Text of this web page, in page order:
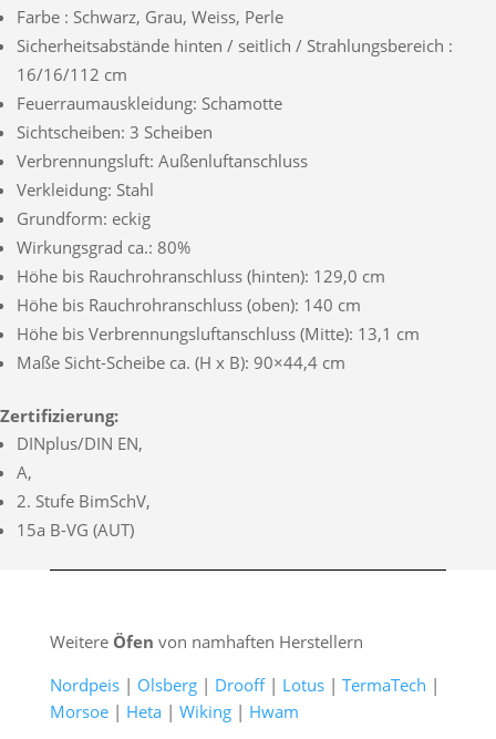
Farbe : Schwarz, Grau, Weiss, Perle
Sicherheitsabstände hinten / seitlich / Strahlungsbereich :
16/16/112 cm
Feuerraumauskleidung: Schamotte
Sichtscheiben: 3 Scheiben
Verbrennungsluft: Außenluftanschluss
Verkleidung: Stahl
Grundform: eckig
Wirkungsgrad ca.: 80%
Höhe bis Rauchrohranschluss (hinten): 129,0 cm
Höhe bis Rauchrohranschluss (oben): 140 cm
Höhe bis Verbrennungsluftanschluss (Mitte): 13,1 cm
Maße Sicht-Scheibe ca. (H x B): 90×44,4 cm
Zertifizierung:
DINplus/DIN EN,
A,
2. Stufe BimSchV,
15a B-VG (AUT)
Weitere Öfen von namhaften Herstellern
Nordpeis| Olsberg| Drooff| Lotus| TermaTech |
Morsoe| Heta| Wiking| Hwam